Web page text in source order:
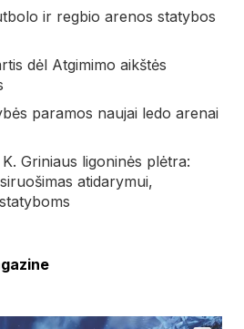
ir regbio arenos statybos
dėl Atgimimo aikštės
paramos naujai ledo arenai
Griniaus ligoninės plėtra:
atidarymui,